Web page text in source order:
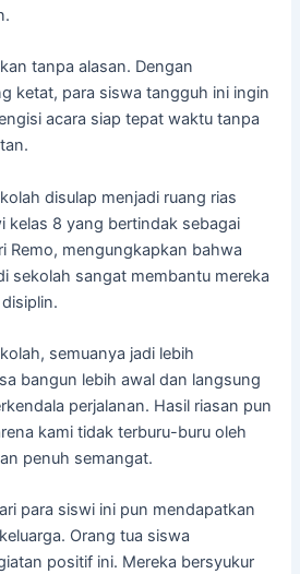
tanpa alasan. Dengan
ketat, para siswa tangguh ini ingin
acara siap tepat waktu tanpa
disulap menjadi ruang rias
kelas 8 yang bertindak sebagai
Remo, mengungkapkan bahwa
sekolah sangat membantu mereka
semuanya jadi lebih
bangun lebih awal dan langsung
perjalanan. Hasil riasan pun
kami tidak terburu-buru oleh
penuh semangat.
para siswi ini pun mendapatkan
Orang tua siswa
positif ini. Mereka bersyukur